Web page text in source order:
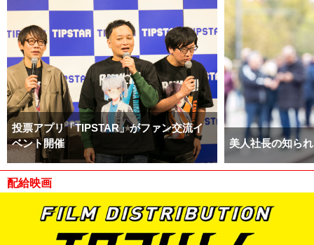
投票アプリ「TIPSTAR」がファン交流イ
ベント開催
美人社長の知ら
配給映画